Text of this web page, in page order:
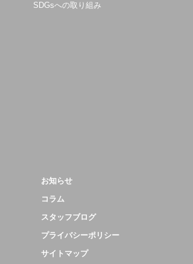
SDGsへの取り組み
お知らせ
コラム
スタッフブログ
プライバシーポリシー
サイトマップ